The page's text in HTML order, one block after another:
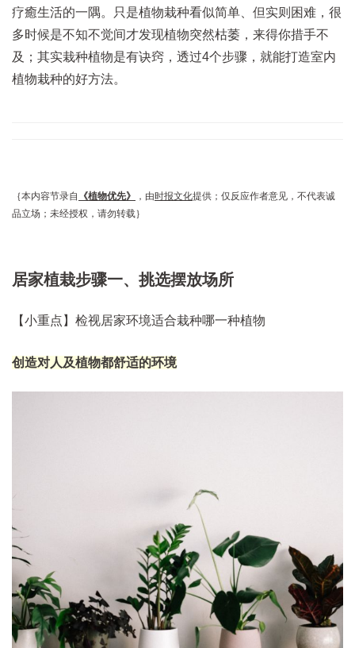
疗癒生活的一隅。
只是植物栽种看似简单、但实则困难，很
多时候是不知不觉间才发现植物突然枯萎，来得你措手不
及；其实栽种植物是有诀窍，透过4个步骤，就能打造室内
植物栽种的好方法。
｛本内容节录自 《植物优先》 ，由时报文化提供；仅反应作者意见，不代表诚
品立场；未经授权，请勿转载｝
居家植栽步骤一、挑选摆放场所
【小重点】检视居家环境适合栽种哪一种植物
创造对人及植物都舒适的环境